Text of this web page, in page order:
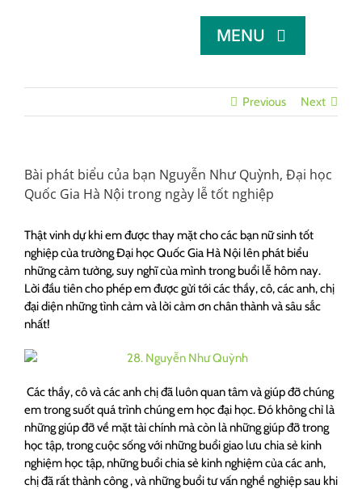
MENU
LỜI KHUYÊN
DÀNH CHO NHÀ TÀI TRỢ
Previous Next
Bài phát biểu của bạn Nguyễn Như Quỳnh, Đại học
Quốc Gia Hà Nội trong ngày lễ tốt nghiệp
Thật vinh dự khi em được thay mặt cho các bạn nữ sinh tốt
nghiệp của trường Đại học Quốc Gia Hà Nội lên phát biểu
những cảm tưởng, suy nghĩ của mình trong buổi lễ hôm nay.
Lời đầu tiên cho phép em được gửi tới các thầy, cô, các anh, chị
đại diện những tình cảm và lời cảm ơn chân thành và sâu sắc
nhất!
Các thầy, cô và các anh chị đã luôn quan tâm và giúp đỡ chúng
em trong suốt quá trình chúng em học đại học. Đó không chỉ là
những giúp đỡ về mặt tài chính mà còn là những giúp đỡ trong
học tập, trong cuộc sống với những buổi giao lưu chia sẻ kinh
nghiệm học tập, những buổi chia sẻ kinh nghiệm của các anh,
chị đã rất thành công , và những buổi tư vấn nghề nghiệp sau khi